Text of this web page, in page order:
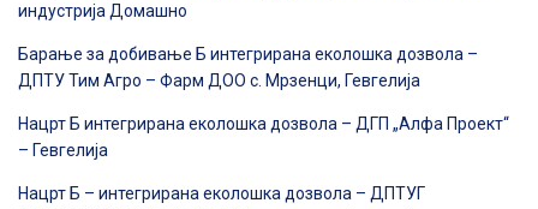
индустрија Домашно
Барање за добивање Б интегрирана еколошка дозвола –
ДПТУ Тим Агро – Фарм ДОО с. Мрзенци, Гевгелија
Нацрт Б интегрирана еколошка дозвола – ДГП „Алфа Проект“
– Гевгелија
Нацрт Б – интегрирана еколошка дозвола – ДПТУГ